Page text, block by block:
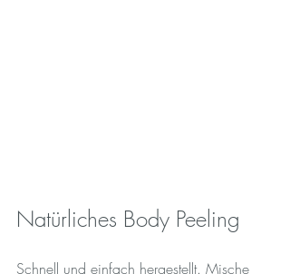
Natürliches Body Peeling
Schnell und einfach hergestellt. Mische